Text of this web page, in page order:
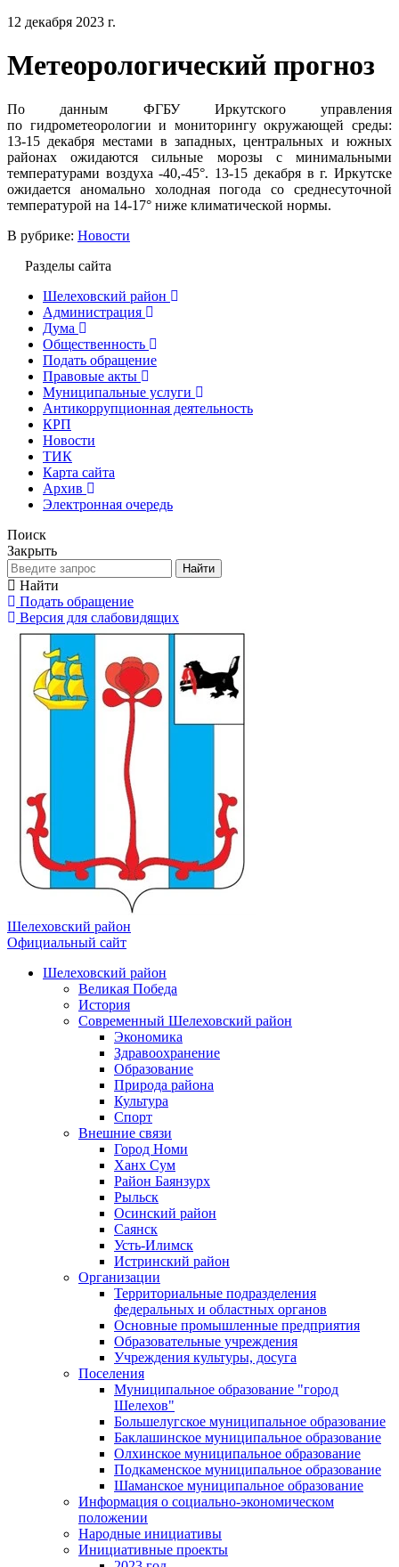
12 декабря 2023 г.
Метеорологический прогноз
По данным ФГБУ Иркутского управления
по гидрометеорологии и мониторингу окружающей среды:
13-15 декабря местами в западных, центральных и южных
районах ожидаются сильные морозы с минимальными
температурами воздуха -40,-45°. 13-15 декабря в г. Иркутске
ожидается аномально холодная погода со среднесуточной
температурой на 14-17° ниже климатической нормы.
В рубрике: Новости
Разделы сайта
Шелеховский район
Администрация
Дума
Общественность
Подать обращение
Правовые акты
Муниципальные услуги
Антикоррупционная деятельность
КРП
Новости
ТИК
Карта сайта
Архив
Электронная очередь
Поиск
Закрыть
Найти
Найти
Подать обращение
Версия для слабовидящих
Шелеховский район
Официальный сайт
Шелеховский район
Великая Победа
История
Современный Шелеховский район
Экономика
Здравоохранение
Образование
Природа района
Культура
Спорт
Внешние связи
Город Номи
Ханх Сум
Район Баянзурх
Рыльск
Осинский район
Саянск
Усть-Илимск
Истринский район
Организации
Территориальные подразделения
федеральных и областных органов
Основные промышленные предприятия
Образовательные учреждения
Учреждения культуры, досуга
Поселения
Муниципальное образование "город
Шелехов"
Большелугское муниципальное образование
Баклашинское муниципальное образование
Олхинское муниципальное образование
Подкаменское муниципальное образование
Шаманское муниципальное образование
Информация о социально-экономическом
положении
Народные инициативы
Инициативные проекты